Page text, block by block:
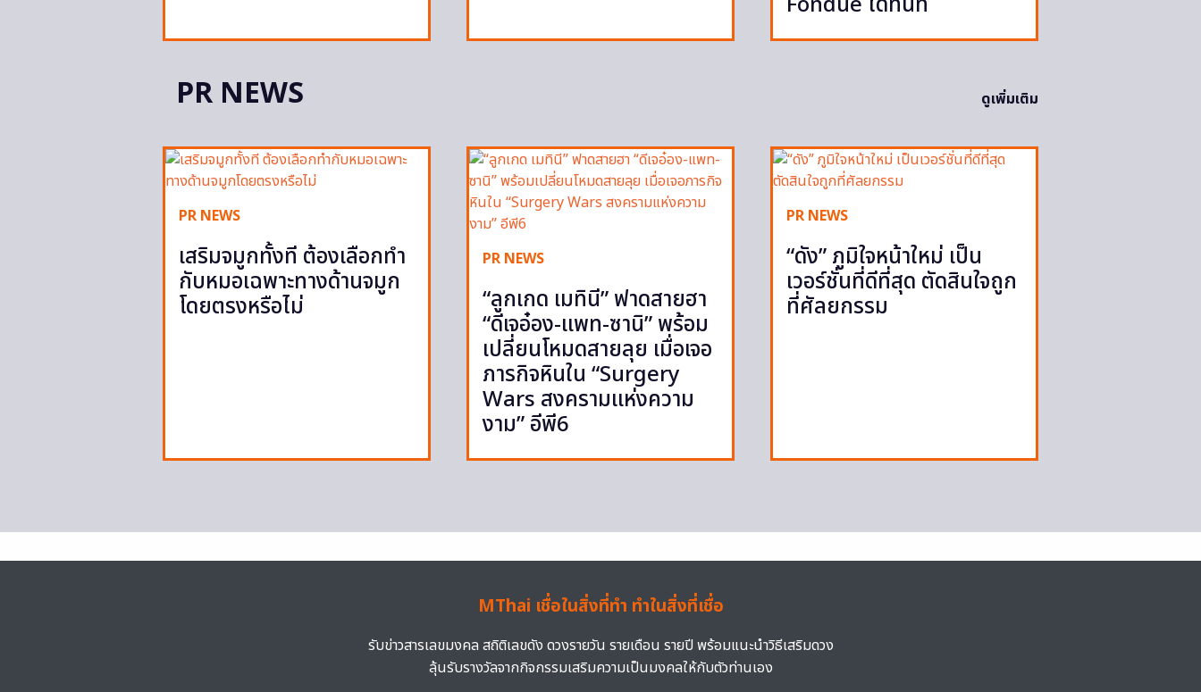
PR NEWS ดูเพิ่มเติม
PR NEWS
เสริมจมูกทั้งที ต้องเลือกทำ
กับหมอเฉพาะทางด้านจมูก
โดยตรงหรือไม่
PR NEWS
“ลูกเกด เมทินี” ฟาดสายฮา
“ดีเจอ๋อง-แพท-ซานิ” พร้อม
เปลี่ยนโหมดสายลุย เมื่อเจอ
ภารกิจหินใน “Surgery
Wars สงครามแห่งความ
งาม” อีพี6
PR NEWS
“ดัง” ภูมิใจหน้าใหม่ เป็น
เวอร์ชั่นที่ดีที่สุด ตัดสินใจถูก
ที่ศัลยกรรม
MThai เชื่อในสิ่งที่ทำ ทำในสิ่งที่เชื่อ
รับข่าวสารเลขมงคล สถิติเลขดัง ดวงรายวัน รายเดือน รายปี พร้อมแนะนำวิธีเสริมดวง
ลุ้นรับรางวัลจากกิจกรรมเสริมความเป็นมงคลให้กับตัวท่านเอง